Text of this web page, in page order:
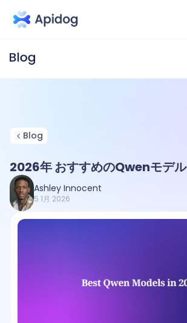
Blog
2026年 おすすめのQwenモデル
Ashley Innocent
5 1月 2026